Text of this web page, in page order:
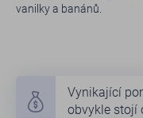
vanilky a banánů.
Vynikající
obvykle stojí